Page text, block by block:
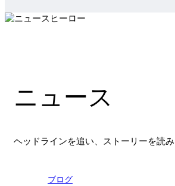
ニュース
ヘッドラインを追い、ストーリーを読み
ブログ